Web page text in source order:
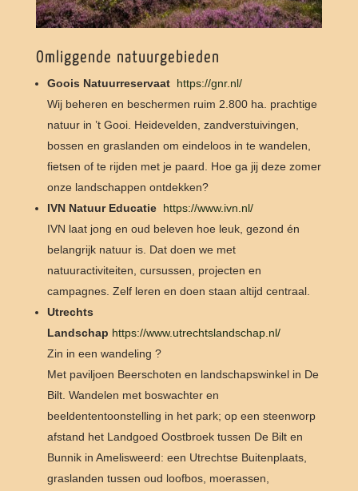
Omliggende natuurgebieden
Goois Natuurreservaat https://gnr.nl/
Wij beheren en beschermen ruim 2.800 ha. prachtige
natuur in ’t Gooi. Heidevelden, zandverstuivingen,
bossen en graslanden om eindeloos in te wandelen,
fietsen of te rijden met je paard. Hoe ga jij deze zomer
onze landschappen ontdekken?
IVN Natuur Educatie https://www.ivn.nl/
IVN laat jong en oud beleven hoe leuk, gezond én
belangrijk natuur is. Dat doen we met
natuuractiviteiten, cursussen, projecten en
campagnes. Zelf leren en doen staan altijd centraal.
Utrechts
Landschap https://www.utrechtslandschap.nl/
Zin in een wandeling ?
Met paviljoen Beerschoten en landschapswinkel in De
Bilt. Wandelen met boswachter en
beeldententoonstelling in het park; op een steenworp
afstand het Landgoed Oostbroek tussen De Bilt en
Bunnik in Amelisweerd: een Utrechtse Buitenplaats,
graslanden tussen oud loofbos, moerassen,